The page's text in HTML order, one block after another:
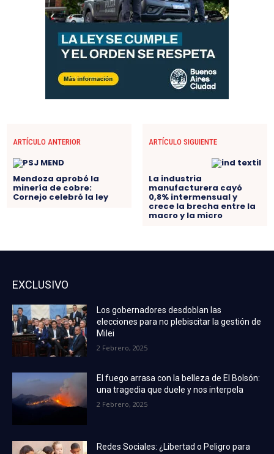
ARTÍCULO ANTERIOR
Mendoza aprobó la
minería de cobre:
Cornejo celebró la ley
ARTÍCULO SIGUIENTE
La industria
manufacturera cayó
0,8% intermensual y
crece la brecha entre la
macro y la micro
EXCLUSIVO
Los gobernadores desdoblan las
elecciones para no plebiscitar la gestión de
Milei
2 Febrero, 2025
El fuego arrasa con la belleza de El Bolsón:
una tragedia que duele y nos interpela
2 Febrero, 2025
Redes Sociales: ¿Libertad o Peligro para